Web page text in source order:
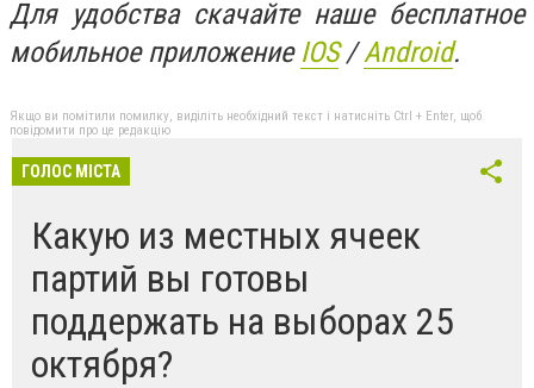
Для удобства скачайте наше бесплатное
мобильное приложение IOS/Android.
Якщо ви помітили помилку, виділіть необхідний текст і натисніть Ctrl + Enter, щоб
повідомити про це редакцію
ГОЛОС МІСТА
Какую из местных ячеек
партий вы готовы
поддержать на выборах 25
октября?